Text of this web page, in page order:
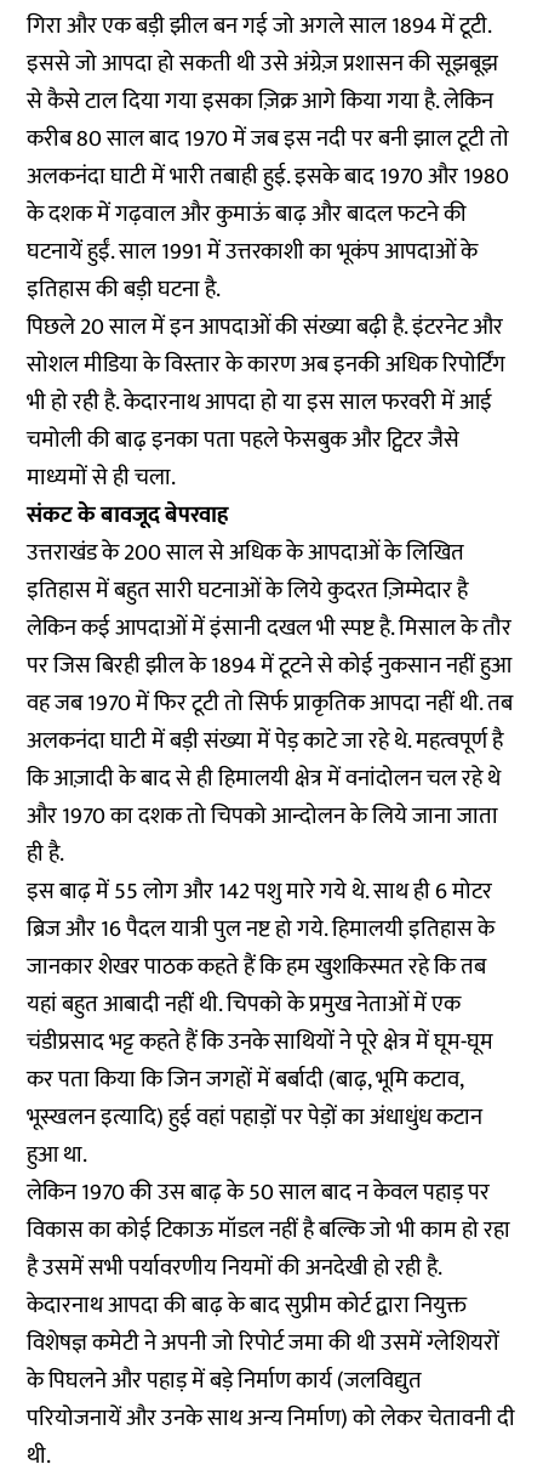
गिरा और एक बड़ी झील बन गई जो अगले साल 1894 में टूटी.
इससे जो आपदा हो सकती थी उसे अंग्रेज़ प्रशासन की सूझबूझ
से कैसे टाल दिया गया इसका ज़िक्र आगे किया गया है. लेकिन
करीब 80 साल बाद 1970 में जब इस नदी पर बनी झाल टूटी तो
अलकनंदा घाटी में भारी तबाही हुई. इसके बाद 1970 और 1980
के दशक में गढ़वाल और कुमाऊं बाढ़ और बादल फटने की
घटनायें हुईं. साल 1991 में उत्तरकाशी का भूकंप आपदाओं के
इतिहास की बड़ी घटना है.
पिछले 20 साल में इन आपदाओं की संख्या बढ़ी है. इंटरनेट और
सोशल मीडिया के विस्तार के कारण अब इनकी अधिक रिपोर्टिंग
भी हो रही है. केदारनाथ आपदा हो या इस साल फरवरी में आई
चमोली की बाढ़ इनका पता पहले फेसबुक और ट्विटर जैसे
माध्यमों से ही चला.
संकट के बावजूद बेपरवाह
उत्तराखंड के 200 साल से अधिक के आपदाओं के लिखित
इतिहास में बहुत सारी घटनाओं के लिये कुदरत ज़िम्मेदार है
लेकिन कई आपदाओं में इंसानी दखल भी स्पष्ट है. मिसाल के तौर
पर जिस बिरही झील के 1894 में टूटने से कोई नुकसान नहीं हुआ
वह जब 1970 में फिर टूटी तो सिर्फ प्राकृतिक आपदा नहीं थी. तब
अलकनंदा घाटी में बड़ी संख्या में पेड़ काटे जा रहे थे. महत्वपूर्ण है
कि आज़ादी के बाद से ही हिमालयी क्षेत्र में वनांदोलन चल रहे थे
और 1970 का दशक तो चिपको आन्दोलन के लिये जाना जाता
ही है.
इस बाढ़ में 55 लोग और 142 पशु मारे गये थे. साथ ही 6 मोटर
ब्रिज और 16 पैदल यात्री पुल नष्ट हो गये. हिमालयी इतिहास के
जानकार शेखर पाठक कहते हैं कि हम खुशकिस्मत रहे कि तब
यहां बहुत आबादी नहीं थी. चिपको के प्रमुख नेताओं में एक
चंडीप्रसाद भट्ट कहते हैं कि उनके साथियों ने पूरे क्षेत्र में घूम-घूम
कर पता किया कि जिन जगहों में बर्बादी (बाढ़, भूमि कटाव,
भूस्खलन इत्यादि) हुई वहां पहाड़ों पर पेड़ों का अंधाधुंध कटान
हुआ था.
लेकिन 1970 की उस बाढ़ के 50 साल बाद न केवल पहाड़ पर
विकास का कोई टिकाऊ मॉडल नहीं है बल्कि जो भी काम हो रहा
है उसमें सभी पर्यावरणीय नियमों की अनदेखी हो रही है.
केदारनाथ आपदा की बाढ़ के बाद सुप्रीम कोर्ट द्वारा नियुक्त
विशेषज्ञ कमेटी ने अपनी जो रिपोर्ट जमा की थी उसमें ग्लेशियरों
के पिघलने और पहाड़ में बड़े निर्माण कार्य (जलविद्युत
परियोजनायें और उनके साथ अन्य निर्माण) को लेकर चेतावनी दी
थी.